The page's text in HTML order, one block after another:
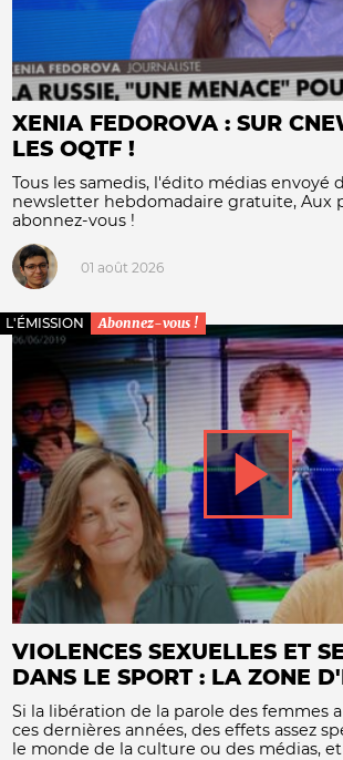
XENIA FEDOROVA : SUR
LES OQTF !
Tous les samedis, l'édito médias envoyé
newsletter hebdomadaire gratuite, Aux
abonnez-vous !
01 août 2026
L'ÉMISSION Abonnez-vous !
VIOLENCES SEXUELLES ET
DANS LE SPORT : LA ZONE
Si la libération de la parole des femmes
ces dernières années, des effets assez
le monde de la culture ou des médias, et